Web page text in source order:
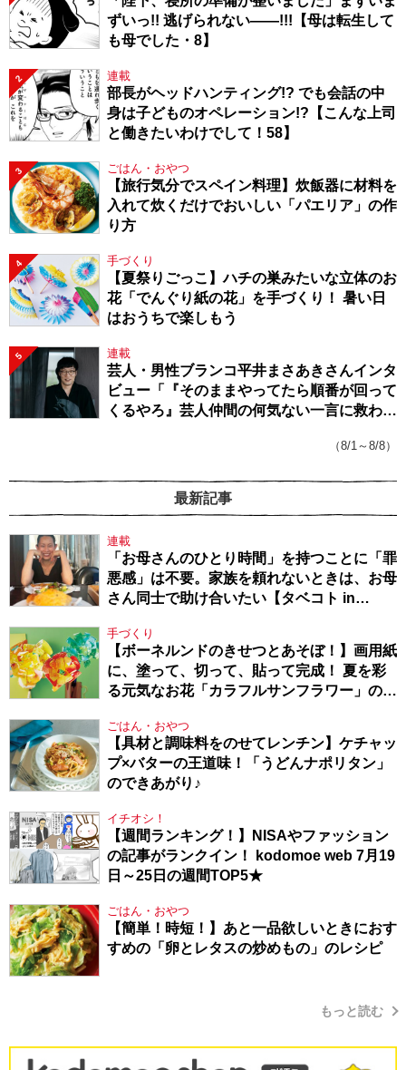
ずいっ!! 逃げられない――!!!【母は転生して
も母でした・8】
2 連載
部長がヘッドハンティング!? でも会話の中
身は子どものオペレーション!?【こんな上司
と働きたいわけでして！58】
3 ごはん・おやつ
【旅行気分でスペイン料理】炊飯器に材料を
入れて炊くだけでおいしい「パエリア」の作
り方
4 手づくり
【夏祭りごっこ】ハチの巣みたいな立体のお
花「でんぐり紙の花」を手づくり！ 暑い日
はおうちで楽しもう
5 連載
芸人・男性ブランコ平井まさあきさんインタ
ビュー「『そのままやってたら順番が回って
くるやろ』芸人仲間の何気ない一言に救われ
（8/1～8/8）
最新記事
連載
「お母さんのひとり時間」を持つことに「罪
悪感」は不要。家族を頼れないときは、お母
さん同士で助け合いたい【タベコト in
手づくり
【ボーネルンドのきせつとあそぼ！】画用紙
に、塗って、切って、貼って完成！ 夏を彩
る元気なお花「カラフルサンフラワー」の作
ごはん・おやつ
【具材と調味料をのせてレンチン】ケチャッ
プ×バターの王道味！「うどんナポリタン」
のできあがり♪
イチオシ！
【週間ランキング！】NISAやファッション
の記事がランクイン！ kodomoe web 7月19
日～25日の週間TOP5★
ごはん・おやつ
【簡単！時短！】あと一品欲しいときにおす
すめの「卵とレタスの炒めもの」のレシピ
もっと読む